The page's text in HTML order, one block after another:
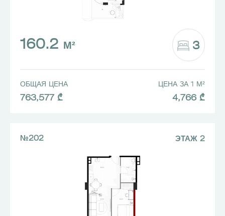
160.2 М² 3
ОБЩАЯ ЦЕНА
763,577 ₾
ЦЕНА ЗА 1 М²
4,766 ₾
№202 ЭТАЖ 2